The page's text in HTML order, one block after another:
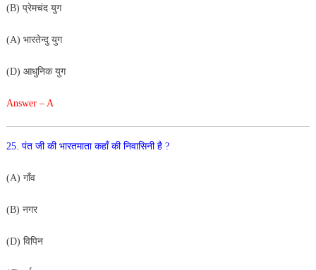
(B) प्रेमचंद युग
(A) भारतेन्दु युग
(D) आधुनिक युग
Answer – A
25. पंत जी की भारतमाता कहाँ की निवासिनी है ?
(A) गाँव
(B) नगर
(D) विपिन